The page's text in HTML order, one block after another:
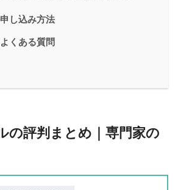
し込み方法
くある質問
の評判まとめ｜専門家の